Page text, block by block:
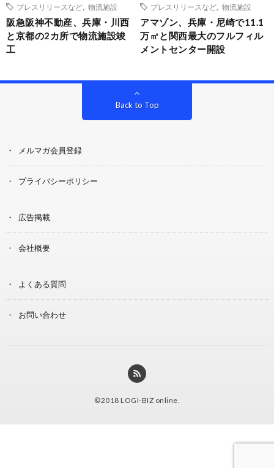
プレスリリースなど
物流施設
阪急阪神不動産、兵庫・川西
と京都の2カ所で物流施設竣
工
プレスリリースなど
物流施設
アマゾン、兵庫・尼崎で11.1
万㎡と関西最大のフルフィル
メントセンター開設
Back to Top
メルマガ会員登録
プライバシーポリシー
広告掲載
会社概要
よくある質問
お問い合わせ
©2018 LOGI-BIZ online